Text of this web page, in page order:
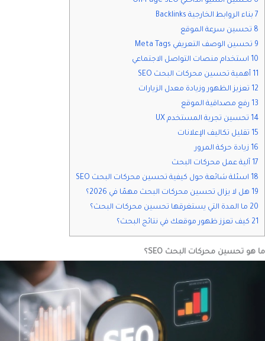
7 بناء الروابط الخارجية Backlinks
8 تحسين سرعة الموقع
9 تحسين الوصف التعريفي Meta Tags
10 استخدام منصات التواصل الاجتماعي
11 أهمية تحسين محركات البحث SEO
12 تعزيز الظهور وزيادة معدل الزيارات
13 رفع مصداقية الموقع
14 تحسين تجربة المستخدم UX
15 تقليل تكاليف الإعلانات
16 زيادة حركة المرور
17 آلية عمل محركات البحث
18 اسئلة شائعة حول كيفية تحسين محركات البحث SEO
19 هل لا يزال تحسين محركات البحث مهمًا في 2026؟
20 ما المدة التي يستغرقها تحسين محركات البحث؟
21 كيف تعزز ظهور موقعك في نتائج البحث؟
ما هو تحسين محركات البحث SEO؟